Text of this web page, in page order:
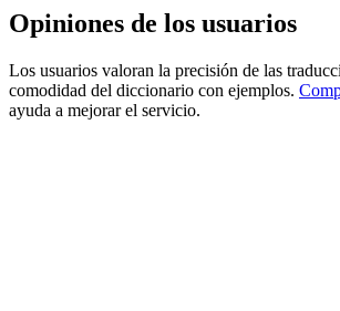
Opiniones de los usuarios
Los usuarios valoran la precisión de las
comodidad del diccionario con ejemplos.
ayuda a mejorar el servicio.